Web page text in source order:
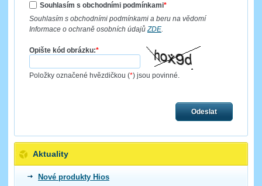
Souhlasím s obchodními podmínkami*
Souhlasím s obchodními podmínkami a beru na vědomí
Informace o ochraně osobních údajůZDE.
Opište kód obrázku:*
Položky označené hvězdičkou (*) jsou povinné.
Odeslat
Aktuality
Nové produkty Hios